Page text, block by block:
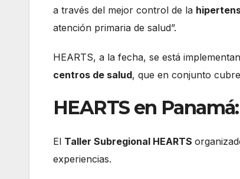
a través del mejor control de la
atención primaria de salud”.
HEARTS, a la fecha, se está
centros de salud, que en conjunto
HEARTS en
El Taller Subregional HEARTS
experiencias.